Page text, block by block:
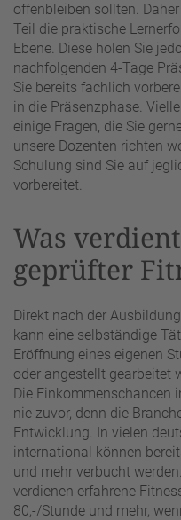
offenbleiben sollten.
Teil die praktische
Ebene. Diese holen Sie
nachfolgenden 4-Tage
Sie bereits fachlich
in die Präsenzphase.
einige Fragen, die Sie
unsere Dozenten richten
Schulung sind Sie auf
vorbereitet.
Was
geprüfter
Direkt nach der
kann eine selbständige
Eröffnung eines eigenen
oder angestellt gearbeitet
Die Einkommenschancen
nie zuvor, denn die
Entwicklung. In vielen
international können
und mehr verbucht
verdienen erfahrene
80,-/Stunde und mehr,